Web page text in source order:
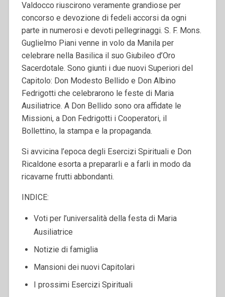
Valdocco riuscirono veramente grandiose per
concorso e devozione di fedeli accorsi da ogni
parte in numerosi e devoti pellegrinaggi. S. F. Mons.
Guglielmo Piani venne in volo da Manila per
celebrare nella Basilica il suo Giubileo d’Oro
Sacerdotale. Sono giunti i due nuovi Superiori del
Capitolo: Don Modesto Bellido e Don Albino
Fedrigotti che celebrarono le feste di Maria
Ausiliatrice. A Don Bellido sono ora affidate le
Missioni, a Don Fedrigotti i Cooperatori, il
Bollettino, la stampa e la propaganda.
Si avvicina l’epoca degli Esercizi Spirituali e Don
Ricaldone esorta a prepararli e a farli in modo da
ricavarne frutti abbondanti.
INDICE:
Voti per l’universalità della festa di Maria
Ausiliatrice
Notizie di famiglia
Mansioni dei nuovi Capitolari
I prossimi Esercizi Spirituali